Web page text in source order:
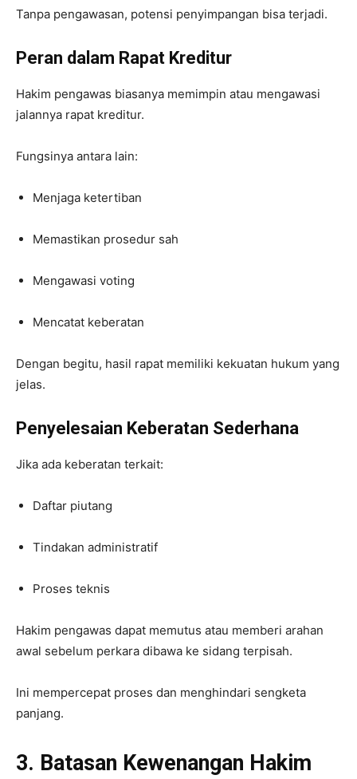
Tanpa pengawasan, potensi penyimpangan bisa terjadi.
Peran dalam Rapat Kreditur
Hakim pengawas biasanya memimpin atau mengawasi
jalannya rapat kreditur.
Fungsinya antara lain:
Menjaga ketertiban
Memastikan prosedur sah
Mengawasi voting
Mencatat keberatan
Dengan begitu, hasil rapat memiliki kekuatan hukum yang
jelas.
Penyelesaian Keberatan Sederhana
Jika ada keberatan terkait:
Daftar piutang
Tindakan administratif
Proses teknis
Hakim pengawas dapat memutus atau memberi arahan
awal sebelum perkara dibawa ke sidang terpisah.
Ini mempercepat proses dan menghindari sengketa
panjang.
3. Batasan Kewenangan Hakim